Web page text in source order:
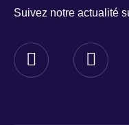
Suivez notre actualité